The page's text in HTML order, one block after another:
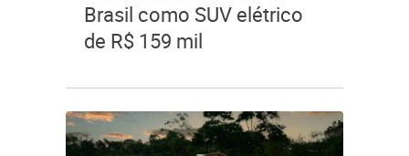
Brasil como SUV elétrico
de R$ 159 mil